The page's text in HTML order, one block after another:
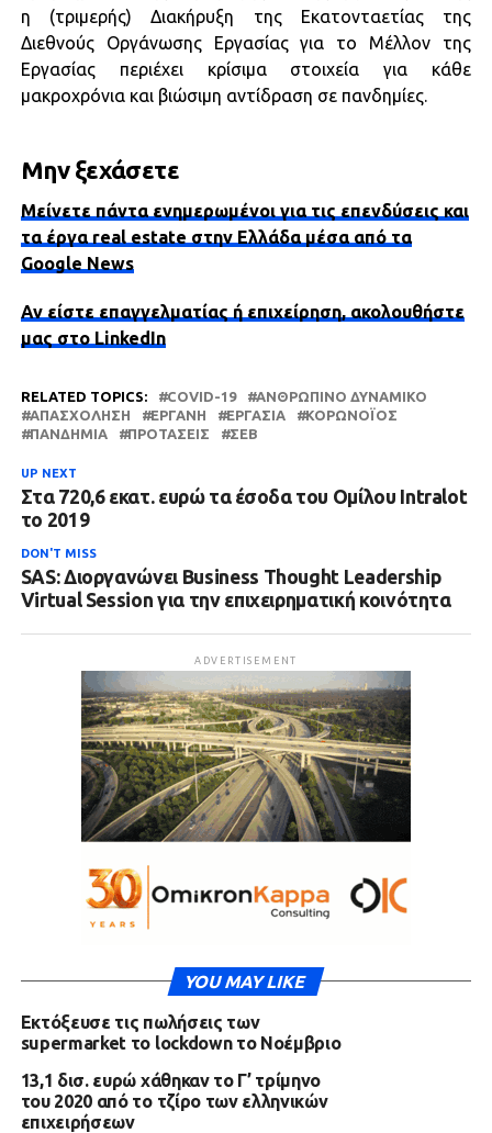
η (τριμερής) Διακήρυξη της Εκατονταετίας της
Διεθνούς Οργάνωσης Εργασίας για το Μέλλον της
Εργασίας περιέχει κρίσιμα στοιχεία για κάθε
μακροχρόνια και βιώσιμη αντίδραση σε πανδημίες.
Μην ξεχάσετε
Μείνετε πάντα ενημερωμένοι για τις επενδύσεις και
τα έργα real estate στην Ελλάδα μέσα από τα
Google News
Αν είστε επαγγελματίας ή επιχείρηση, ακολουθήστε
μας στο LinkedIn
RELATED TOPICS: COVID-19
ΑΝΘΡΏΠΙΝΟ ΔΥΝΑΜΙΚΌ
ΑΠΑΣΧΌΛΗΣΗ
ΕΡΓΑΝΗ ΕΡΓΑΣΊΑ
ΚΟΡΩΝΟΪΌΣ
ΠΑΝΔΗΜΊΑ
ΠΡΟΤΆΣΕΙΣ ΣΕΒ
UP NEXT
Στα 720,6 εκατ. ευρώ τα έσοδα του Ομίλου Intralot
το 2019
DON'T MISS
SAS: Διοργανώνει Business Thought Leadership
Virtual Session για την επιχειρηματική κοινότητα
ADVERTISEMENT
YOU MAY LIKE
Εκτόξευσε τις πωλήσεις των
supermarket το lockdown το Νοέμβριο
13,1 δισ. ευρώ χάθηκαν το Γ’ τρίμηνο
του 2020 από το τζίρο των ελληνικών
επιχειρήσεων